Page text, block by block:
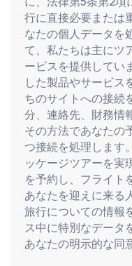
行に直接必要または
なたの個人データを
て、私たちは主にツ
ービスを提供してい
した製品やサービス
ちのサイトへの接続
分、連絡先、財務情
その方法であなたの
つ接続を処理します
ッケージツアーを実
を予約し、フライト
あなたを迎えに来る
旅行についての情報
ス中に特別なデータ
あなたの明示的な同